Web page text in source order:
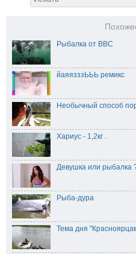
Рыбалка от BBC
йаяязззЬЬЬ ремикс
Необычный способ
Хариус - 1,2кг .
Девушка или рыбалка
Рыба-дура
Тема дня